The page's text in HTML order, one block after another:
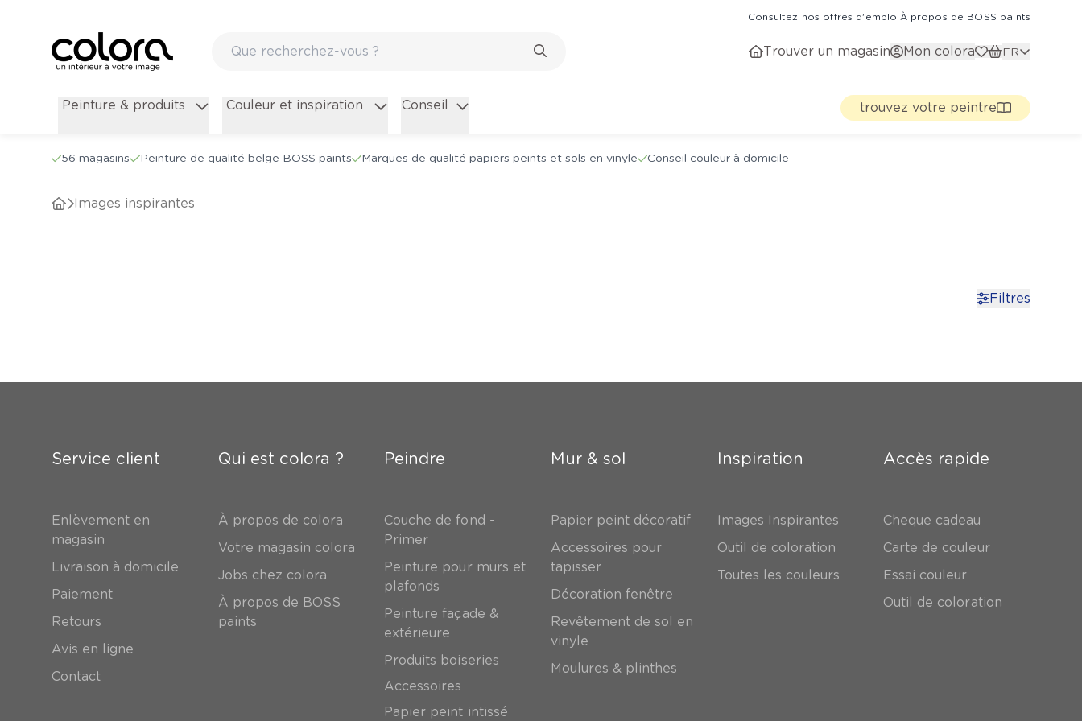
Consultez nos offres d'emploiÀ propos de BOSS paints
Trouver un magasin Mon colora FR
Peinture & produits Couleur et inspiration Conseil trouvez votre peintre
56 magasins Peinture de qualité belge BOSS paints Marques de qualité papiers peints et sols en vinyle Conseil couleur à domicile
Images inspirantes
Filtres
Service client
Enlèvement en
magasin
Livraison à domicile
Paiement
Retours
Avis en ligne
Contact
Qui est colora ?
À propos de colora
Votre magasin colora
Jobs chez colora
À propos de BOSS
paints
Peindre
Couche de fond -
Primer
Peinture pour murs et
plafonds
Peinture façade &
extérieure
Produits boiseries
Accessoires
Papier peint intissé
Mur & sol
Papier peint décoratif
Accessoires pour
tapisser
Décoration fenêtre
Revêtement de sol en
vinyle
Moulures & plinthes
Inspiration
Images Inspirantes
Outil de coloration
Toutes les couleurs
Accès rapide
Cheque cadeau
Carte de couleur
Essai couleur
Outil de coloration